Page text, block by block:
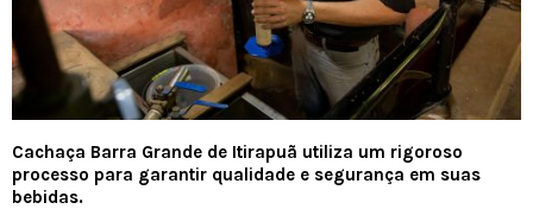
Cachaça Barra Grande de Itirapuã utiliza um rigoroso
processo para garantir qualidade e segurança em suas
bebidas.